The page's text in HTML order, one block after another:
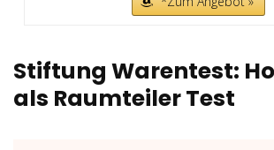
Stiftung Warentest:
als Raumteiler Test